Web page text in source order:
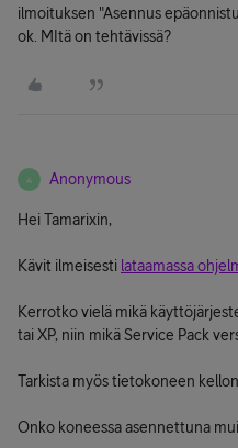
ilmoituksen "Asennus
ok. MItä on tehtävissä?
A Anonymous
Hei Tamarixin,
Kävit ilmeisesti lataamassa
Kerrotko vielä mikä
tai XP, niin mikä Service Pack
Tarkista myös tietokoneen
Onko koneessa asennettuna